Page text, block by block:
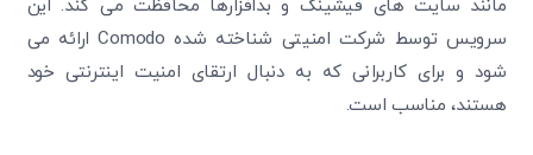
مانند سایت ‌های فیشینگ و بدافزارها محافظت می ‌کند. این
سرویس توسط شرکت امنیتی شناخته شده Comodo ارائه می
‌شود و برای کاربرانی که به دنبال ارتقای امنیت اینترنتی خود
هستند، مناسب است.
دریافت مجدد کد: 00:59
تایید کد
متوجه شدم